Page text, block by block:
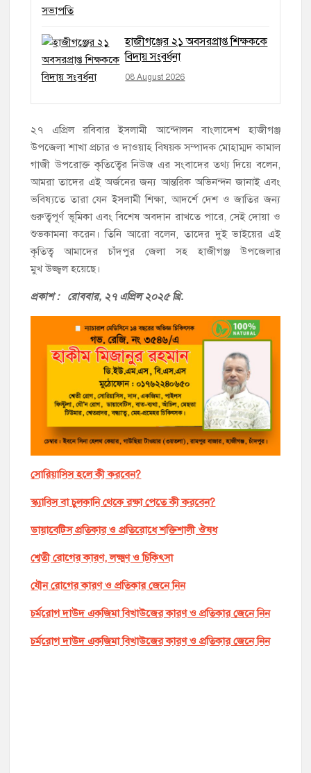
হাজীগঞ্জের ২১ অবসরপ্রাপ্ত শিক্ষককে
বিদায় সংবর্ধনা
08 August 2026
২৭ এপ্রিল রবিবার ইসলামী আন্দোলন বাংলাদেশ হাজীগঞ্জ
উপজেলা শাখা প্রচার ও দাওয়াহ বিষয়ক সম্পাদক মোহাম্মদ কামাল
গাজী উপরোক্ত কৃতিত্বের নিউজ এর সংবাদের তথ্য দিয়ে বলেন,
আমরা তাদের এই অর্জনের জন্য আন্তরিক অভিনন্দন জানাই এবং
ভবিষ্যতে তারা যেন ইসলামী শিক্ষা, আদর্শে দেশ ও জাতির জন্য
গুরুত্বপূর্ণ ভূমিকা এবং বিশেষ অবদান রাখতে পারে, সেই দোয়া ও
শুভকামনা করেন। তিনি আরো বলেন, তাদের দুই ভাইয়ের এই
কৃতিত্ব আমাদের চাঁদপুর জেলা সহ হাজীগঞ্জ উপজেলার
মুখ উজ্জ্বল হয়েছে।
প্রকাশ : রোববার, ২৭ এপ্রিল ২০২৫ খ্রি.
সোরিয়াসিস হলে কী করবেন?
স্ক্যাবিস বা চুলকানি থেকে রক্ষা পেতে কী করবেন?
ডায়াবেটিস প্রতিকার ও প্রতিরোধে শক্তিশালী ঔষধ
শ্বেতী রোগের কারণ, লক্ষ্মণ ও চিকিৎসা
যৌন রোগের কারণ ও প্রতিকার জেনে নিন
চর্মরোগ দাউদ একজিমা বিখাউজের কারণ ও প্রতিকার জেনে নিন
চর্মরোগ দাউদ একজিমা বিখাউজের কারণ ও প্রতিকার জেনে নিন